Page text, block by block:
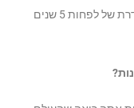
עוברים אותה אלא באמת לבנות תכנית מסודרת של לפחות 5 שנים